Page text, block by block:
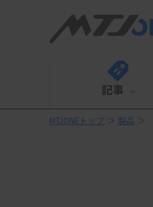
記事
MTJONEトップ ＞ 製品 ＞